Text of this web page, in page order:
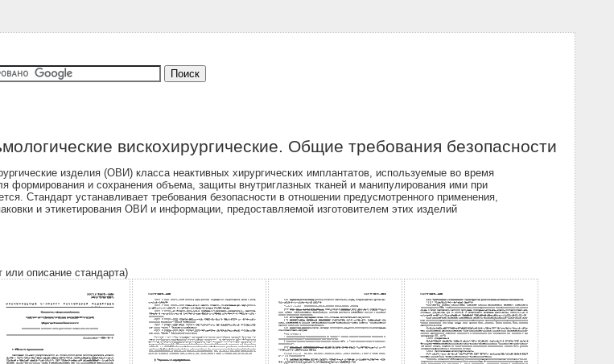
вискохирургические. Общие требования безопасности
изделия (ОВИ) класса неактивных хирургических имплантатов, используемые во время
формирования и сохранения объема, защиты внутриглазных тканей и манипулирования ими при
Стандарт устанавливает требования безопасности в отношении предусмотренного применения,
и этикетирования ОВИ и информации, предоставляемой изготовителем этих изделий
описание стандарта)